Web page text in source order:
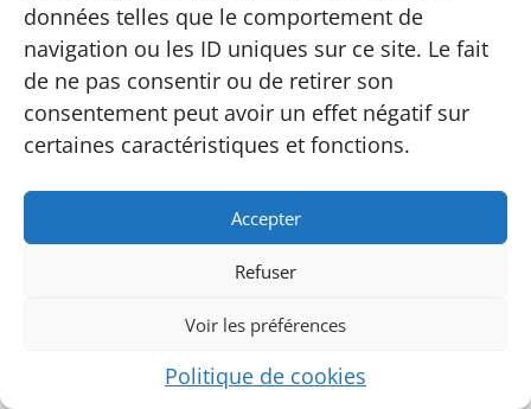
données telles que le comportement de
navigation ou les ID uniques sur ce site. Le fait
de ne pas consentir ou de retirer son
consentement peut avoir un effet négatif sur
certaines caractéristiques et fonctions.
Accepter
Refuser
Voir les préférences
Politique de cookies
Conditions générales de vente
Politique de cookies (UE)
MMBeWeb- 2022 - Tous droits
réservés